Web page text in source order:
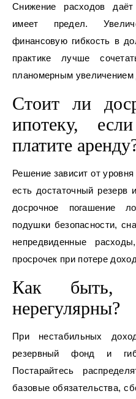
Снижение расходов
имеет предел.
финансовую гибкость в
практике лучше
планомерным увеличением
Стоит ли
ипотеку,
платите
Решение зависит от
есть достаточный резерв
досрочное погашение
подушки безопасности,
непредвиденные
просрочек при потере
Как быть,
нерегулярны?
При нестабильных
резервный фонд и
Постарайтесь
базовые обязательства,